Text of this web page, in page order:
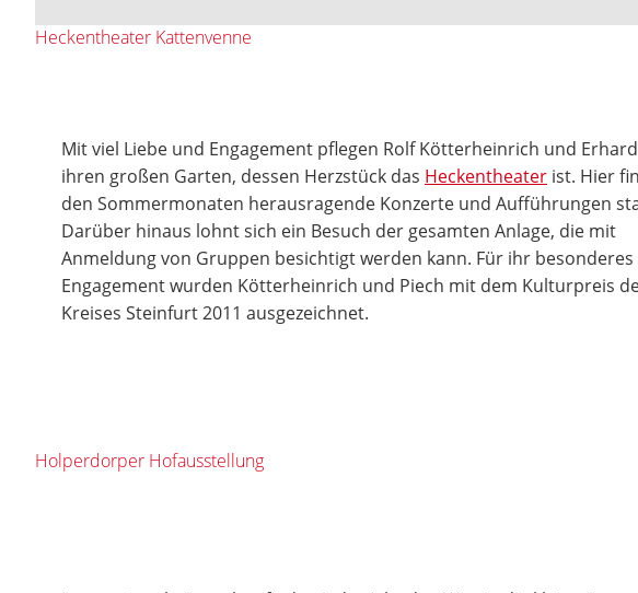
Heckentheater Kattenvenne
Mit viel Liebe und Engagement pflegen Rolf Kötterheinrich und
ihren großen Garten, dessen Herzstück das Heckentheater ist. Hier
den Sommermonaten herausragende Konzerte und Aufführungen
Darüber hinaus lohnt sich ein Besuch der gesamten Anlage, die mit
Anmeldung von Gruppen besichtigt werden kann. Für ihr besonderes
Engagement wurden Kötterheinrich und Piech mit dem Kulturpreis
Kreises Steinfurt 2011 ausgezeichnet.
Holperdorper Hofausstellung